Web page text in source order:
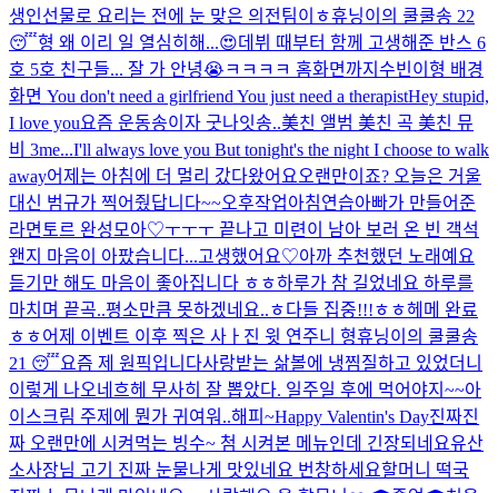
생인선물로 요리는 전에 눈 맞은 의전팀이ㅎ휴닝이의 쿨쿨송 22
😴형 왜 이리 일 열심히해...😍데뷔 때부터 함께 고생해준 반스 6
호 5호 친구들... 잘 가 안녕😭ㅋㅋㅋㅋ 홈화면까지 수빈이형 배경
화면 You don't need a girlfriend You just need a therapistHey stupid,
I love you요즘 운동송이자 굿나잇송..美친 앨범 美친 곡 美친 뮤
비 3me...I'll always love you But tonight's the night I choose to walk
away어제는 아침에 더 멀리 갔다왔어요 오랜만이죠? 오늘은 거울
대신 범규가 찍어줬답니다~~오후작업아침연습아빠가 만들어준
라면 토르 완성 모아♡ㅜㅜㅜ 끝나고 미련이 남아 보러 온 빈 객석
왠지 마음이 아팠습니다...고생했어요♡아까 추천했던 노래예요
듣기만 해도 마음이 좋아집니다 ㅎㅎ하루가 참 길었네요 하루를
마치며 끝곡..평소만큼 못하겠네요..ㅎ다들 집중!!!ㅎㅎ헤메 완료
ㅎㅎ어제 이벤트 이후 찍은 사ㅏ진 윗 연주니 형휴닝이의 쿨쿨송
21 😴요즘 제 원픽입니다사랑받는 삶볼에 냉찜질하고 있었더니
이렇게 나오네 흐헤 무사히 잘 뽑았다. 일주일 후에 먹어야지~~아
이스크림 주제에 뭔가 귀여워..해피~Happy Valentin's Day진짜진
짜 오랜만에 시켜먹는 빙수~ 첨 시켜본 메뉴인데 긴장되네요유산
소사장님 고기 진짜 눈물나게 맛있네요 번창하세요할머니 떡국